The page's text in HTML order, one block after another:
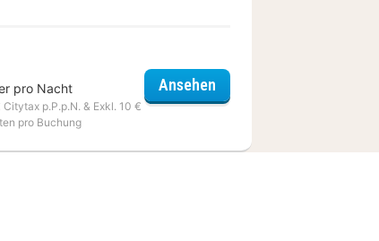
Airport
pro Nacht
Citytax p.P.p.N. & Exkl. 10 €
pro Buchung
AnsehenPark Inn by Radisson